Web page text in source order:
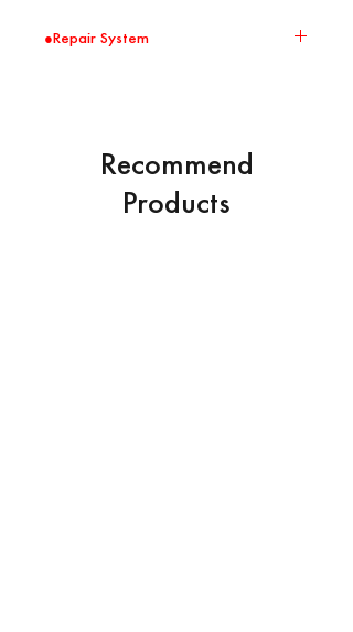
●Repair System
商品の返送は着払いとさせて頂きます。
場合がございます。
※ 破損の状況によって実費を頂く場合がござい
Recommend
Products